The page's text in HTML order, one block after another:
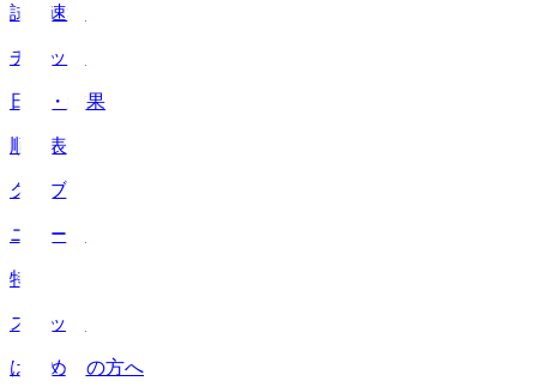
試合速報
チケット
日程・結果
順位表
クラブ
ニュース
特集
スタッツ
はじめての方へ